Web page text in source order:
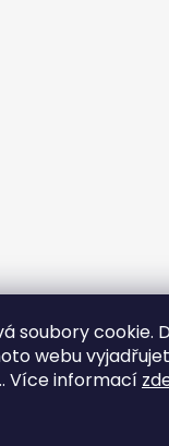
soubory cookie.
webu
Více informací